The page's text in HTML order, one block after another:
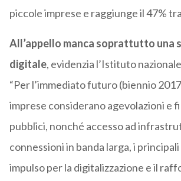
piccole imprese e raggiunge il 47%
All’appello manca soprattutto una
digitale, evidenzia l’Istituto
“Per l’immediato futuro (biennio
imprese considerano agevolazioni e
pubblici, nonché accesso ad
connessioni in banda larga, i
impulso per la digitalizzazione e il